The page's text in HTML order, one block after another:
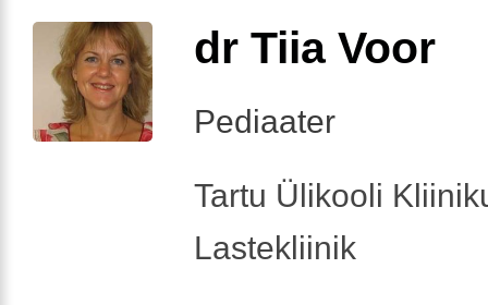
dr Tiia Voor
Pediaater
Tartu Ülikooli
Lastekliinik